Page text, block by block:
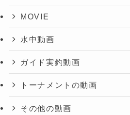
MOVIE
水中動画
ガイド実釣動画
トーナメントの動画
その他の動画